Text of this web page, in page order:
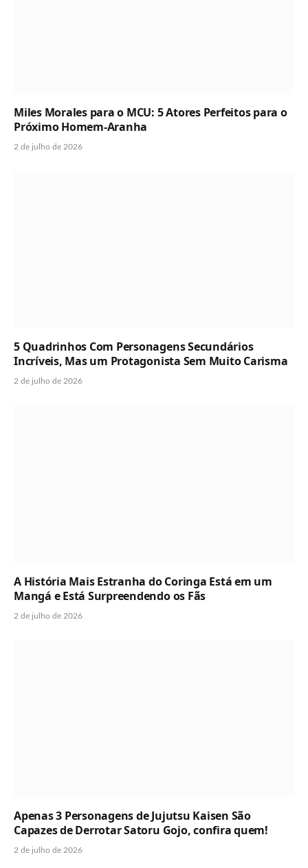
Miles Morales para o MCU: 5 Atores Perfeitos para o
Próximo Homem-Aranha
2 de julho de 2026
5 Quadrinhos Com Personagens Secundários
Incríveis, Mas um Protagonista Sem Muito Carisma
2 de julho de 2026
A História Mais Estranha do Coringa Está em um
Mangá e Está Surpreendendo os Fãs
2 de julho de 2026
Apenas 3 Personagens de Jujutsu Kaisen São
Capazes de Derrotar Satoru Gojo, confira quem!
2 de julho de 2026